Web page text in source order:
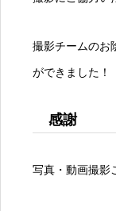
撮影チームのお
ができました！
感謝
写真・動画撮影